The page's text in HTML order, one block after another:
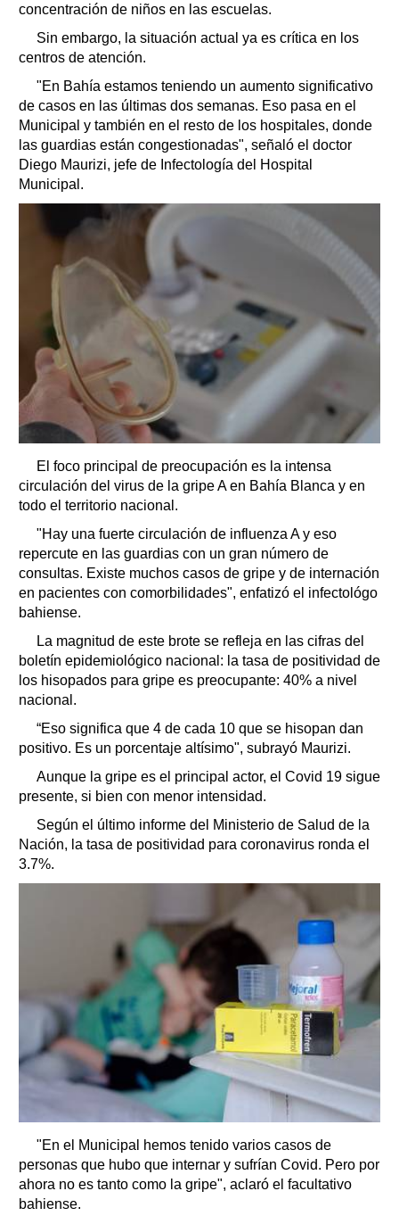
concentración de niños en las escuelas.
Sin embargo, la situación actual ya es crítica en los
centros de atención.
"En Bahía estamos teniendo un aumento significativo
de casos en las últimas dos semanas. Eso pasa en el
Municipal y también en el resto de los hospitales, donde
las guardias están congestionadas", señaló el doctor
Diego Maurizi, jefe de Infectología del Hospital
Municipal.
El foco principal de preocupación es la intensa
circulación del virus de la gripe A en Bahía Blanca y en
todo el territorio nacional.
"Hay una fuerte circulación de influenza A y eso
repercute en las guardias con un gran número de
consultas. Existe muchos casos de gripe y de internación
en pacientes con comorbilidades", enfatizó el infectológo
bahiense.
La magnitud de este brote se refleja en las cifras del
boletín epidemiológico nacional: la tasa de positividad de
los hisopados para gripe es preocupante: 40% a nivel
nacional.
“Eso significa que 4 de cada 10 que se hisopan dan
positivo. Es un porcentaje altísimo", subrayó Maurizi.
Aunque la gripe es el principal actor, el Covid 19 sigue
presente, si bien con menor intensidad.
Según el último informe del Ministerio de Salud de la
Nación, la tasa de positividad para coronavirus ronda el
3.7%.
"En el Municipal hemos tenido varios casos de
personas que hubo que internar y sufrían Covid. Pero por
ahora no es tanto como la gripe", aclaró el facultativo
bahiense.